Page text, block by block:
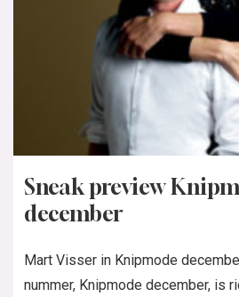
Sneak preview
december
Mart Visser in Knipmode
nummer, Knipmode december, is